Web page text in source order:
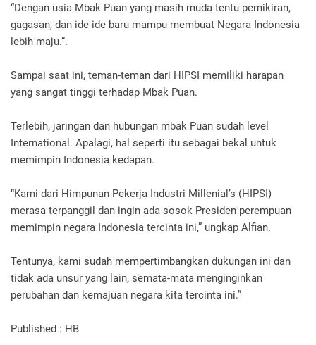
“Dengan usia Mbak Puan yang masih muda tentu pemikiran,
gagasan, dan ide-ide baru mampu membuat Negara Indonesia
lebih maju.”.
Sampai saat ini, teman-teman dari HIPSI memiliki harapan
yang sangat tinggi terhadap Mbak Puan.
Terlebih, jaringan dan hubungan mbak Puan sudah level
International. Apalagi, hal seperti itu sebagai bekal untuk
memimpin Indonesia kedapan.
“Kami dari Himpunan Pekerja Industri Millenial’s (HIPSI)
merasa terpanggil dan ingin ada sosok Presiden perempuan
memimpin negara Indonesia tercinta ini,” ungkap Alfian.
Tentunya, kami sudah mempertimbangkan dukungan ini dan
tidak ada unsur yang lain, semata-mata menginginkan
perubahan dan kemajuan negara kita tercinta ini.”
Published : HB